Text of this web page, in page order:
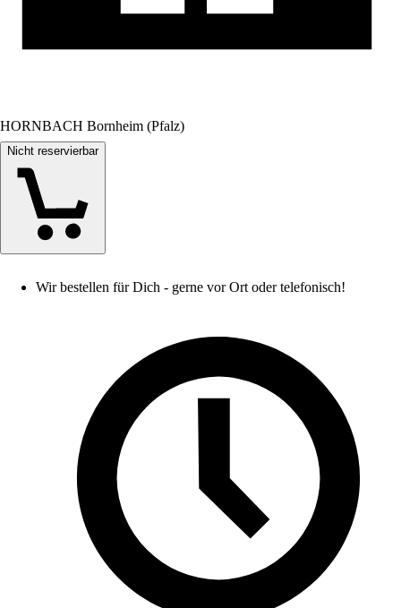
HORNBACH Bornheim (Pfalz)
Nicht reservierbar
Wir bestellen für Dich - gerne vor Ort oder telefonisch!